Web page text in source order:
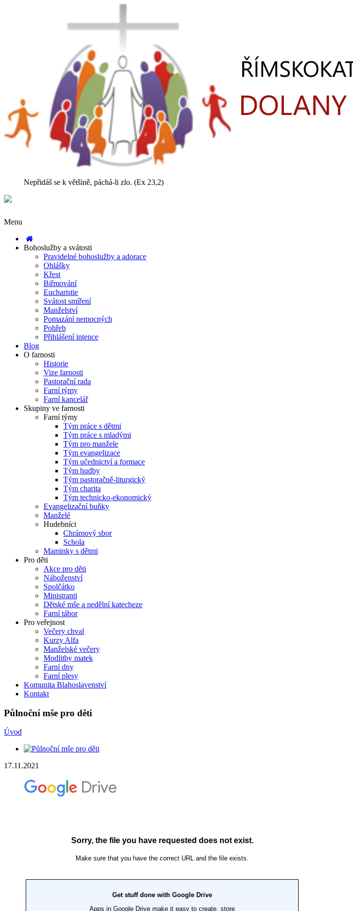
Nepřidáš se k většině, páchá-li zlo. (Ex 23,2)
Menu
Bohoslužby a svátosti
Pravidelné bohoslužby a adorace
Ohlášky
Křest
Biřmování
Eucharistie
Svátost smíření
Manželství
Pomazání nemocných
Pohřeb
Přihlášení intence
Blog
O farnosti
Historie
Vize farnosti
Pastorační rada
Farní týmy
Farní kancelář
Skupiny ve farnosti
Farní týmy
Tým práce s dětmi
Tým práce s mladými
Tým pro manžele
Tým evangelizace
Tým učednictví a formace
Tým hudby
Tým pastoračně-liturgický
Tým charita
Tým technicko-ekonomický
Evangelizační buňky
Manželé
Hudebníci
Chrámový sbor
Schola
Maminky s dětmi
Pro děti
Akce pro děti
Náboženství
Spolčátko
Ministranti
Dětské mše a nedělní katecheze
Farní tábor
Pro veřejnost
Večery chval
Kurzy Alfa
Manželské večery
Modlitby matek
Farní dny
Farní plesy
Komunita Blahoslavenství
Kontakt
Půlnoční mše pro děti
Úvod
17.11.2021